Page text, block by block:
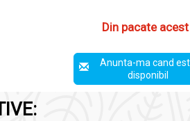
Din pacate
Anunta-ma cand
disponibil